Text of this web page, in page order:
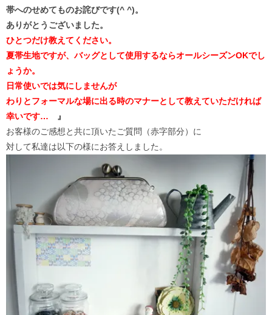
帯へのせめてものお詫びです(^ ^)。
ありがとうございました。
ひとつだけ教えてください。
夏帯生地ですが、バッグとして使用するならオールシーズンOKでし
ょうか。
日常使いでは気にしませんが
わりとフォーマルな場に出る時のマナーとして教えていただければ
幸いです…
』
お客様のご感想と共に頂いたご質問（赤字部分）に
対して私達は以下の様にお答えしました。